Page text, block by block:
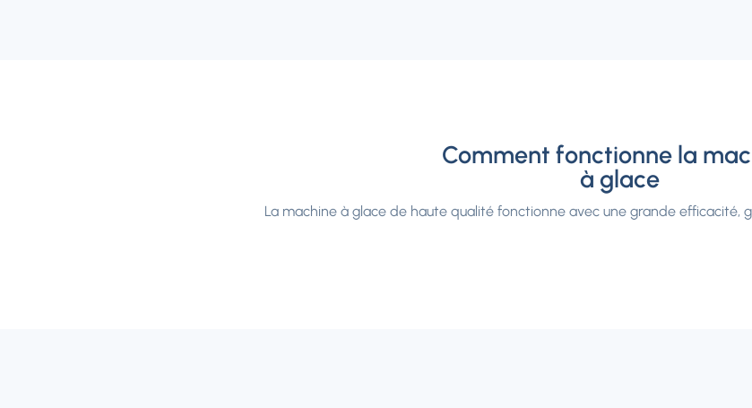
Comment fonctionne la
à glace
La machine à glace de haute qualité fonctionne avec une grande efficacité,